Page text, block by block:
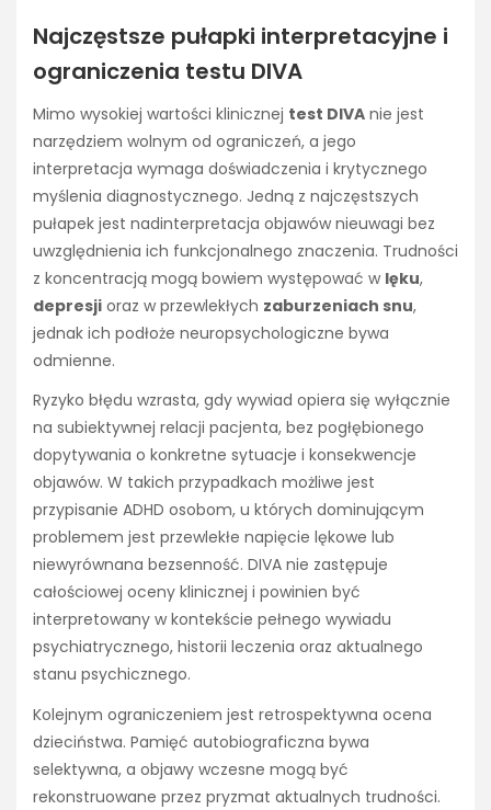
Najczęstsze pułapki interpretacyjne i
ograniczenia testu DIVA
Mimo wysokiej wartości klinicznej test DIVA nie jest
narzędziem wolnym od ograniczeń, a jego
interpretacja wymaga doświadczenia i krytycznego
myślenia diagnostycznego. Jedną z najczęstszych
pułapek jest nadinterpretacja objawów nieuwagi bez
uwzględnienia ich funkcjonalnego znaczenia. Trudności
z koncentracją mogą bowiem występować w lęku,
depresji oraz w przewlekłych zaburzeniach snu,
jednak ich podłoże neuropsychologiczne bywa
odmienne.
Ryzyko błędu wzrasta, gdy wywiad opiera się wyłącznie
na subiektywnej relacji pacjenta, bez pogłębionego
dopytywania o konkretne sytuacje i konsekwencje
objawów. W takich przypadkach możliwe jest
przypisanie ADHD osobom, u których dominującym
problemem jest przewlekłe napięcie lękowe lub
niewyrównana bezsenność. DIVA nie zastępuje
całościowej oceny klinicznej i powinien być
interpretowany w kontekście pełnego wywiadu
psychiatrycznego, historii leczenia oraz aktualnego
stanu psychicznego.
Kolejnym ograniczeniem jest retrospektywna ocena
dzieciństwa. Pamięć autobiograficzna bywa
selektywna, a objawy wczesne mogą być
rekonstruowane przez pryzmat aktualnych trudności.